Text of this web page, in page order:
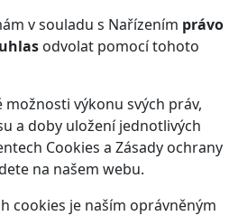
v souladu s Nařízením právo
odvolat pomocí tohoto
výkonu svých práv,
a doby uložení jednotlivých
Cookies a Zásady ochrany
na našem webu.
cookies je naším oprávněným